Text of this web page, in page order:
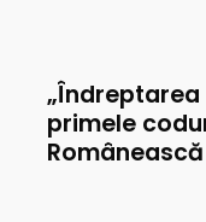
„Îndreptarea
primele
Românească